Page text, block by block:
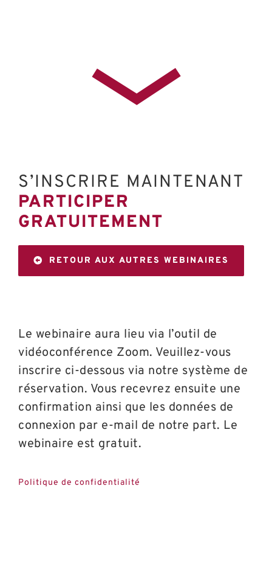
S’INSCRIRE MAINTENANT
PARTICIPER
GRATUITEMENT
RETOUR AUX AUTRES WEBINAIRES
Le webinaire aura lieu via l’outil de
vidéoconférence Zoom. Veuillez-vous
inscrire ci-dessous via notre système de
réservation. Vous recevrez ensuite une
confirmation ainsi que les données de
connexion par e-mail de notre part. Le
webinaire est gratuit.
Politique de confidentialité